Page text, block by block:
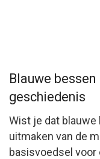
Blauwe
geschiedenis
Wist je dat blauwe
uitmaken van de
basisvoedsel voor